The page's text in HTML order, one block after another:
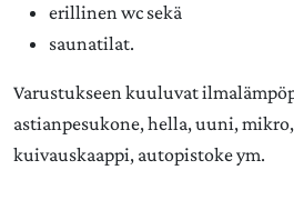
erillinen wc sekä
saunatilat.
Varustukseen kuuluvat
astianpesukone, hella, uuni,
kuivauskaappi, autopistoke ym.